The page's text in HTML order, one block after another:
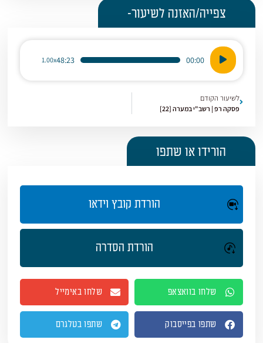
צפייה/האזנה לשיעור-
נגן
אודיו
00:00
48:23
1.00x
לשיעור הקודם
פסקה רפ | רשב"י במערה [22]
הורידו או שתפו
הורדת קובץ וידאו
הורדת הסדרה
שלחו בוואצאפ שלחו באימייל
שתפו בפייסבוק שתפו בטלגרם